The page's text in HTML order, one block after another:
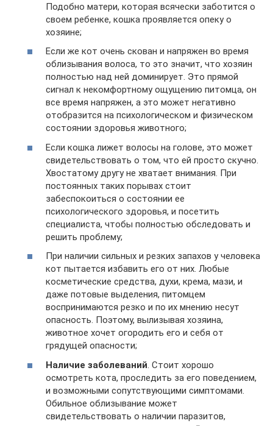
Подобно матери, которая всячески заботится о
своем ребенке, кошка проявляется опеку о
хозяине;
Если же кот очень скован и напряжен во время
облизывания волоса, то это значит, что хозяин
полностью над ней доминирует. Это прямой
сигнал к некомфортному ощущению питомца, он
все время напряжен, а это может негативно
отобразится на психологическом и физическом
состоянии здоровья животного;
Если кошка лижет волосы на голове, это может
свидетельствовать о том, что ей просто скучно.
Хвостатому другу не хватает внимания. При
постоянных таких порывах стоит
забеспокоиться о состоянии ее
психологического здоровья, и посетить
специалиста, чтобы полностью обследовать и
решить проблему;
При наличии сильных и резких запахов у человека
кот пытается избавить его от них. Любые
косметические средства, духи, крема, мази, и
даже потовые выделения, питомцем
воспринимаются резко и по их мнению несут
опасность. Поэтому, вылизывая хозяина,
животное хочет огородить его и себя от
грядущей опасности;
Наличие заболеваний. Стоит хорошо
осмотреть кота, проследить за его поведением,
и возможными сопутствующими симптомами.
Обильное облизывание может
свидетельствовать о наличии паразитов,